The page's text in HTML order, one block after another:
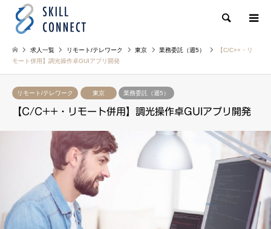
検索
求人一覧 リモート/テレワーク 東京 業務委託（週5）
【C/C++・リ
モート併用】調光操作卓GUIアプリ開発
リモート/テレワーク 東京 業務委託（週5）
【C/C++・リモート併用】調光操作卓GUIアプリ開発